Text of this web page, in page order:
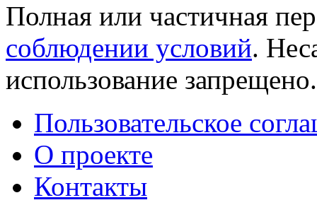
Полная или частичная
соблюдении условий.
использование
Пользовательское
О проекте
Контакты